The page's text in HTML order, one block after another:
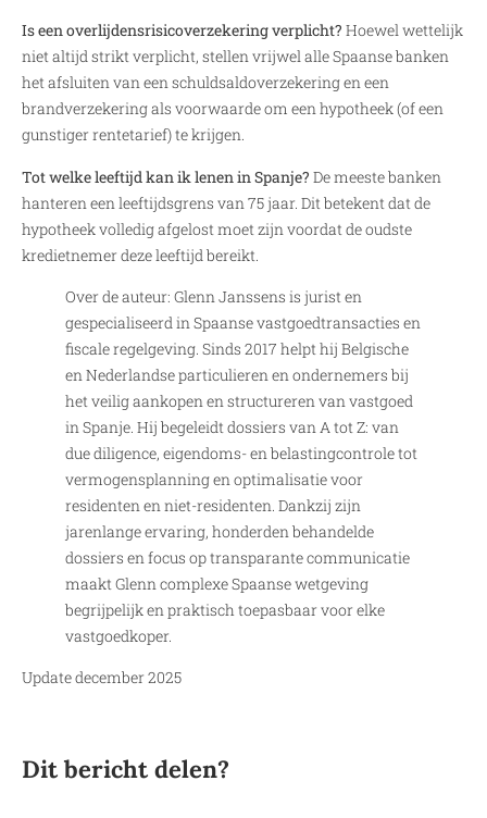
Is een overlijdensrisicoverzekering verplicht? Hoewel wettelijk
niet altijd strikt verplicht, stellen vrijwel alle Spaanse banken
het afsluiten van een schuldsaldoverzekering en een
brandverzekering als voorwaarde om een hypotheek (of een
gunstiger rentetarief) te krijgen.
Tot welke leeftijd kan ik lenen in Spanje? De meeste banken
hanteren een leeftijdsgrens van 75 jaar. Dit betekent dat de
hypotheek volledig afgelost moet zijn voordat de oudste
kredietnemer deze leeftijd bereikt.
Over de auteur: Glenn Janssens is jurist en
gespecialiseerd in Spaanse vastgoedtransacties en
fiscale regelgeving. Sinds 2017 helpt hij Belgische
en Nederlandse particulieren en ondernemers bij
het veilig aankopen en structureren van vastgoed
in Spanje. Hij begeleidt dossiers van A tot Z: van
due diligence, eigendoms- en belastingcontrole tot
vermogensplanning en optimalisatie voor
residenten en niet-residenten. Dankzij zijn
jarenlange ervaring, honderden behandelde
dossiers en focus op transparante communicatie
maakt Glenn complexe Spaanse wetgeving
begrijpelijk en praktisch toepasbaar voor elke
vastgoedkoper.
Update december 2025
Dit bericht delen?